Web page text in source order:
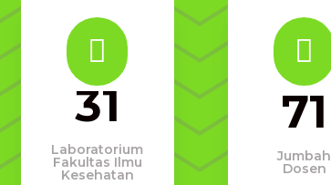

31
Laboratorium
Fakultas Ilmu
Kesehatan

71
Jumbah
Dosen